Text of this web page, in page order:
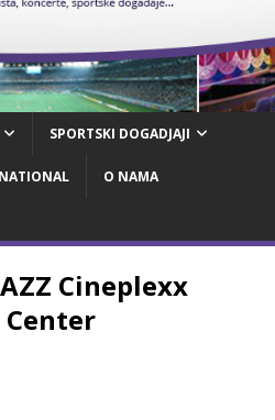
SPORTSKI DOGADJAJI
O NAMA
Cineplexx
Center